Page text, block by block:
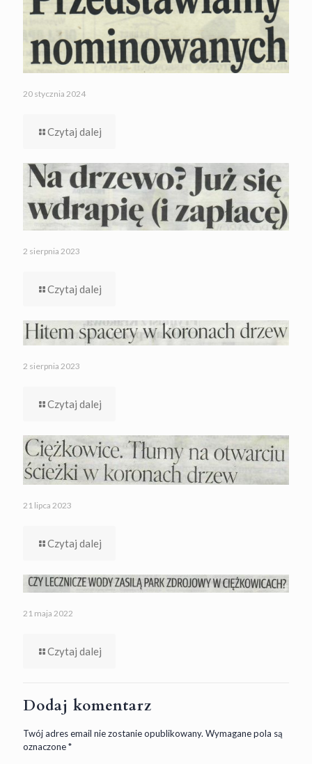
20 stycznia 2024
Czytaj dalej
2 sierpnia 2023
Czytaj dalej
2 sierpnia 2023
Czytaj dalej
21 lipca 2023
Czytaj dalej
21 maja 2022
Czytaj dalej
Dodaj komentarz
Twój adres email nie zostanie opublikowany. Wymagane pola są
oznaczone*